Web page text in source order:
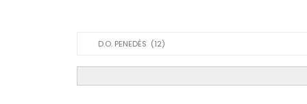
Product Category Dropdown